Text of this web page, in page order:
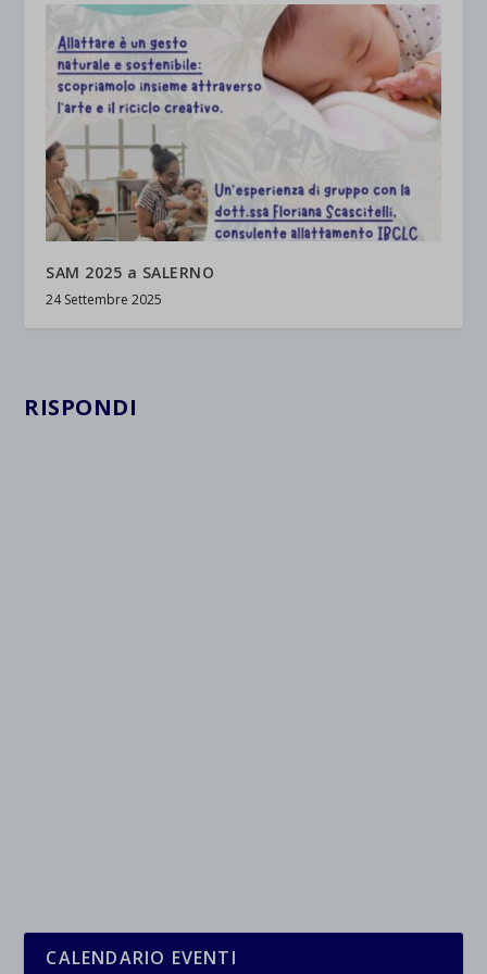
SAM 2025 a SALERNO
24 Settembre 2025
RISPONDI
CALENDARIO EVENTI
jetpackState[message]
Mostra dettagli
et-saved-post*
wpc*